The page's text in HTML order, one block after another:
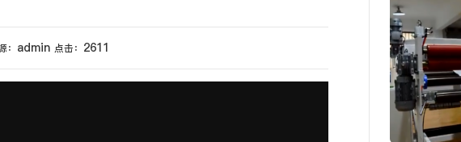
： admin 点击： 2611